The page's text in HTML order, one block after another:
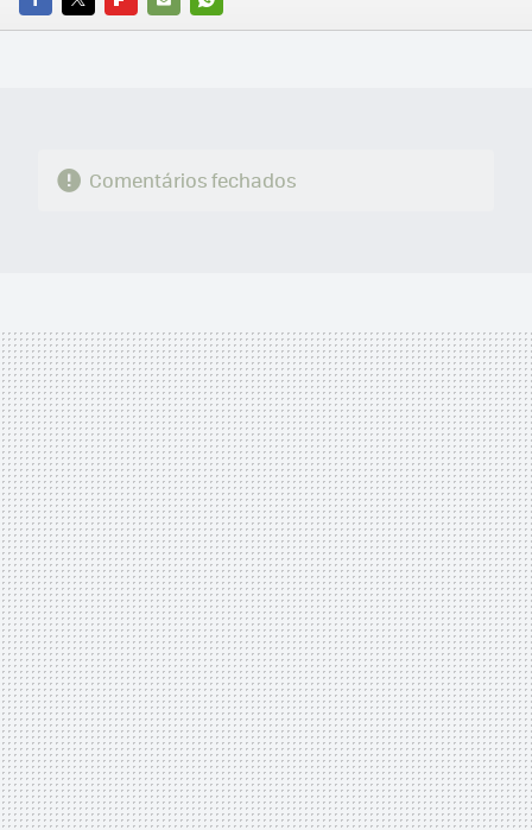
FACEBOOK
TWITTERFLIPBOARD
E-
WHATSAPP
Comentários fechados